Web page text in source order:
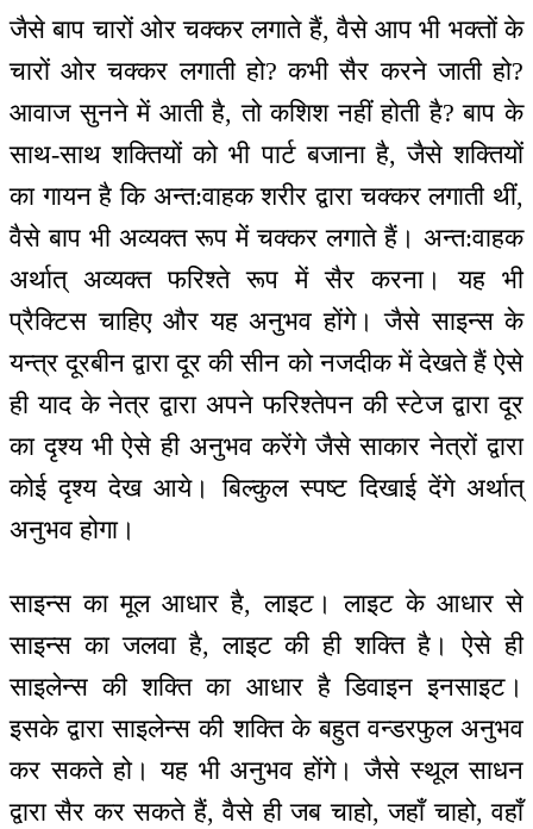
जैसे बाप चारों ओर चक्कर लगाते हैं, वैसे आप भी भक्तों के
चारों ओर चक्कर लगाती हो? कभी सैर करने जाती हो?
आवाज सुनने में आती है, तो कशिश नहीं होती है? बाप के
साथ-साथ शक्तियों को भी पार्ट बजाना है, जैसे शक्तियों
का गायन है कि अन्त:वाहक शरीर द्वारा चक्कर लगाती थीं,
वैसे बाप भी अव्यक्त रूप में चक्कर लगाते हैं। अन्त:वाहक
अर्थात् अव्यक्त फरिश्ते रूप में सैर करना। यह भी
प्रैक्टिस चाहिए और यह अनुभव होंगे। जैसे साइन्स के
यन्‍त्र दूरबीन द्वारा दूर की सीन को नजदीक में देखते हैं ऐसे
ही याद के नेत्र द्वारा अपने फरिश्तेपन की स्टेज द्वारा दूर
का दृश्य भी ऐसे ही अनुभव करेंगे जैसे साकार नेत्रों द्वारा
कोई दृश्य देख आये। बिल्कुल स्पष्ट दिखाई देंगे अर्थात्
अनुभव होगा।
साइन्स का मूल आधार है, लाइट। लाइट के आधार से
साइन्स का जलवा है, लाइट की ही शक्ति है। ऐसे ही
साइलेन्स की शक्ति का आधार है डिवाइन इनसाइट।
इसके द्वारा साइलेन्स की शक्ति के बहुत वन्डरफुल अनुभव
कर सकते हो। यह भी अनुभव होंगे। जैसे स्थूल साधन
द्वारा सैर कर सकते हैं, वैसे ही जब चाहो, जहाँ चाहो, वहाँ